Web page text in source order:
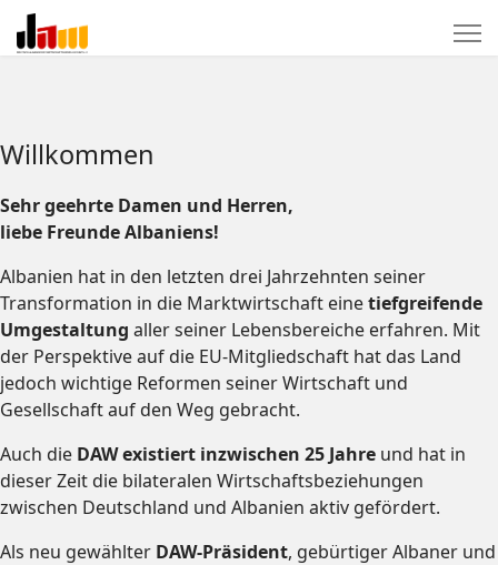
Willkommen
Sehr geehrte Damen und Herren,
liebe Freunde Albaniens!
Albanien hat in den letzten drei Jahrzehnten seiner
Transformation in die Marktwirtschaft einetiefgreifende
Umgestaltung aller seiner Lebensbereiche erfahren. Mit
der Perspektive auf die EU-Mitgliedschaft hat das Land
jedoch wichtige Reformen seiner Wirtschaft und
Gesellschaft auf den Weg gebracht.
Auch die DAW existiert inzwischen 25 Jahre und hat in
dieser Zeit die bilateralen Wirtschaftsbeziehungen
zwischen Deutschland und Albanien aktiv gefördert.
Als neu gewählter DAW-Präsident, gebürtiger Albaner und